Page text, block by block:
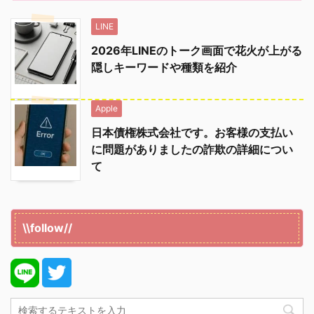
LINE
2026年LINEのトーク画面で花火が上がる
隠しキーワードや種類を紹介
Apple
日本債権株式会社です。お客様の支払い
に問題がありましたの詐欺の詳細につい
て
\\follow//